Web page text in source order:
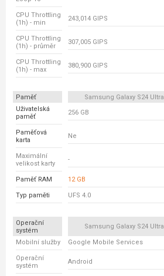
CPU Throttling
(1h) - min
243,014 GIPS
CPU Throttling
(1h) - průměr
307,005 GIPS
CPU Throttling
(1h) - max
380,900 GIPS
Paměť Samsung Galaxy S24 Ultra
Uživatelská
paměť
256 GB
Paměťová
karta
Ne
Maximální
velikost karty
-
Paměť RAM 12 GB
Typ paměti UFS 4.0
Operační
systém
Samsung Galaxy S24 Ultra
Mobilní služby Google Mobile Services
Operační
systém
Android